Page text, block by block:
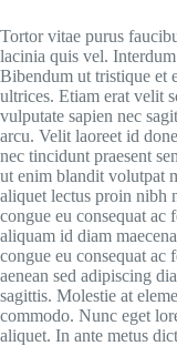
Tortor vitae purus
lacinia quis vel.
Bibendum ut tristique et
ultrices. Etiam erat velit
vulputate sapien nec
arcu. Velit laoreet id
nec tincidunt praesent
ut enim blandit volutpat
aliquet lectus proin nibh
congue eu consequat ac
aliquam id diam
congue eu consequat
aenean sed adipiscing
sagittis. Molestie at
commodo. Nunc eget
aliquet. In ante metus